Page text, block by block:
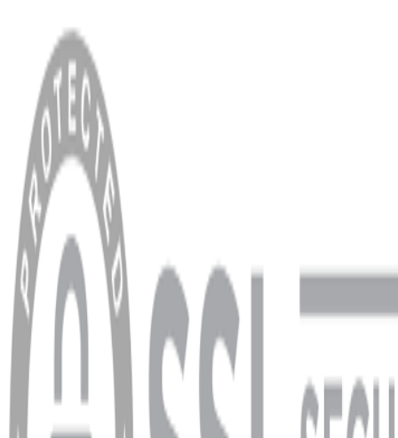
MENÜ
Anasayfa
Hakkımızda
Blog
MÜŞTERİ HİZMETLERİ
Hesabım
Sipariş Sorgulama
Banka Hesap Bilgileri
YARDIM VE DESTEK
Ödeme ve Teslimat Şartları
Garanti ve İade Şartları
info@dukkanhifi.com
0850 441 40 44
info@dukkanhifi.com 0850 441 40 44